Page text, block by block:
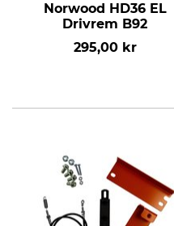
Norwood HD36 EL
Drivrem B92
295,00 kr